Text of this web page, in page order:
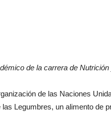
de la carrera de
de las Naciones
Legumbres, un alimento de